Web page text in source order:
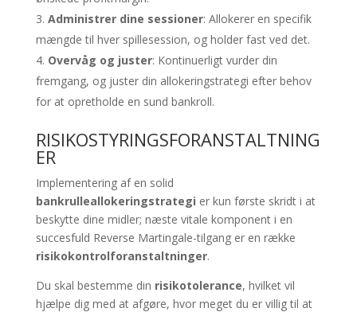
Administrer dine sessioner: Allokerer en specifik
mængde til hver spillesession, og holder fast ved det.
Overvåg og juster: Kontinuerligt vurder din
fremgang, og juster din allokeringstrategi efter behov
for at opretholde en sund bankroll.
RISIKOSTYRINGSFORANSTALTNING
ER
Implementering af en solid
bankrulleallokeringstrategi er kun første skridt i at
beskytte dine midler; næste vitale komponent i en
succesfuld Reverse Martingale-tilgang er en række
risikokontrolforanstaltninger.
Du skal bestemme din risikotolerance, hvilket vil
hjælpe dig med at afgøre, hvor meget du er villig til at